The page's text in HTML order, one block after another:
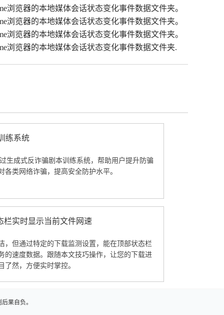
浏览器的本地媒体会话状态变化事件数据文件夹。
浏览器的本地媒体会话状态变化事件数据文件夹。
浏览器的本地媒体会话状态变化事件数据文件夹。
浏览器的本地媒体会话状态变化事件数据文件夹.
练系统
生成式反诈骗剧本训练系统，帮助用户提升防骗
各类网络诈骗，提高安全防护水平。
栏实时显示当前文件网速
，但通过特定的下载监测设置，能在顶部状态栏
的速度数据。跟随本文技巧操作，让您的下载进
了然，方便实时掌控。
果自负。